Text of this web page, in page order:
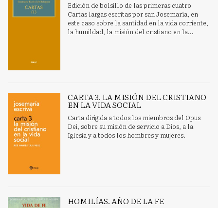
Edición de bolsillo de las primeras cuatro
Cartas largas escritas por san Josemaría, en
este caso sobre la santidad en la vida corriente,
la humildad, la misión del cristiano en la...
CARTA 3. LA MISIÓN DEL CRISTIANO
EN LA VIDA SOCIAL
Carta dirigida a todos los miembros del Opus
Dei, sobre su misión de servicio a Dios, a la
Iglesia y a todos los hombres y mujeres.
HOMILÍAS. AÑO DE LA FE